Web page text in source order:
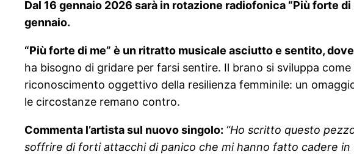
Dal 16 gennaio 2026 sarà in rotazione radiofonica “Più forte
gennaio.
“Più forte di me” è un ritratto musicale asciutto e sentito,
ha bisogno di gridare per farsi sentire. Il brano si sviluppa
riconoscimento oggettivo della resilienza femminile: un
le circostanze remano contro.
Commenta l’artista sul nuovo singolo: “Ho scritto questo
soffrire di forti attacchi di panico che mi hanno fatto cadere